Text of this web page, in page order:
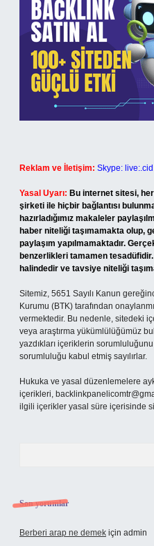
Reklam ve İletişim: Skype:
Yasal Uyarı: Bu internet sitesi,
şirketi ile hiçbir bağlantısı
hazırladığımız makaleler
haber niteliği taşımamakta olup,
paylaşım yapılmamaktadır.
benzerlikleri tamamen
halindedir ve tavsiye niteliği
Sitemiz, 5651 Sayılı Kanun
Kurumu (BTK) tarafından
vermektedir. Bu nedenle, sitedeki
veya araştırma yükümlülüğümüz
yazdıkları içeriklerin
sorumluluğu kabul etmiş sayılırlar.
Hukuka ve yasal düzenlemelere
içerikleri,
ilgili içerikler yasal süre içerisinde
Son yorumlar
Berberi arap ne demek için admin